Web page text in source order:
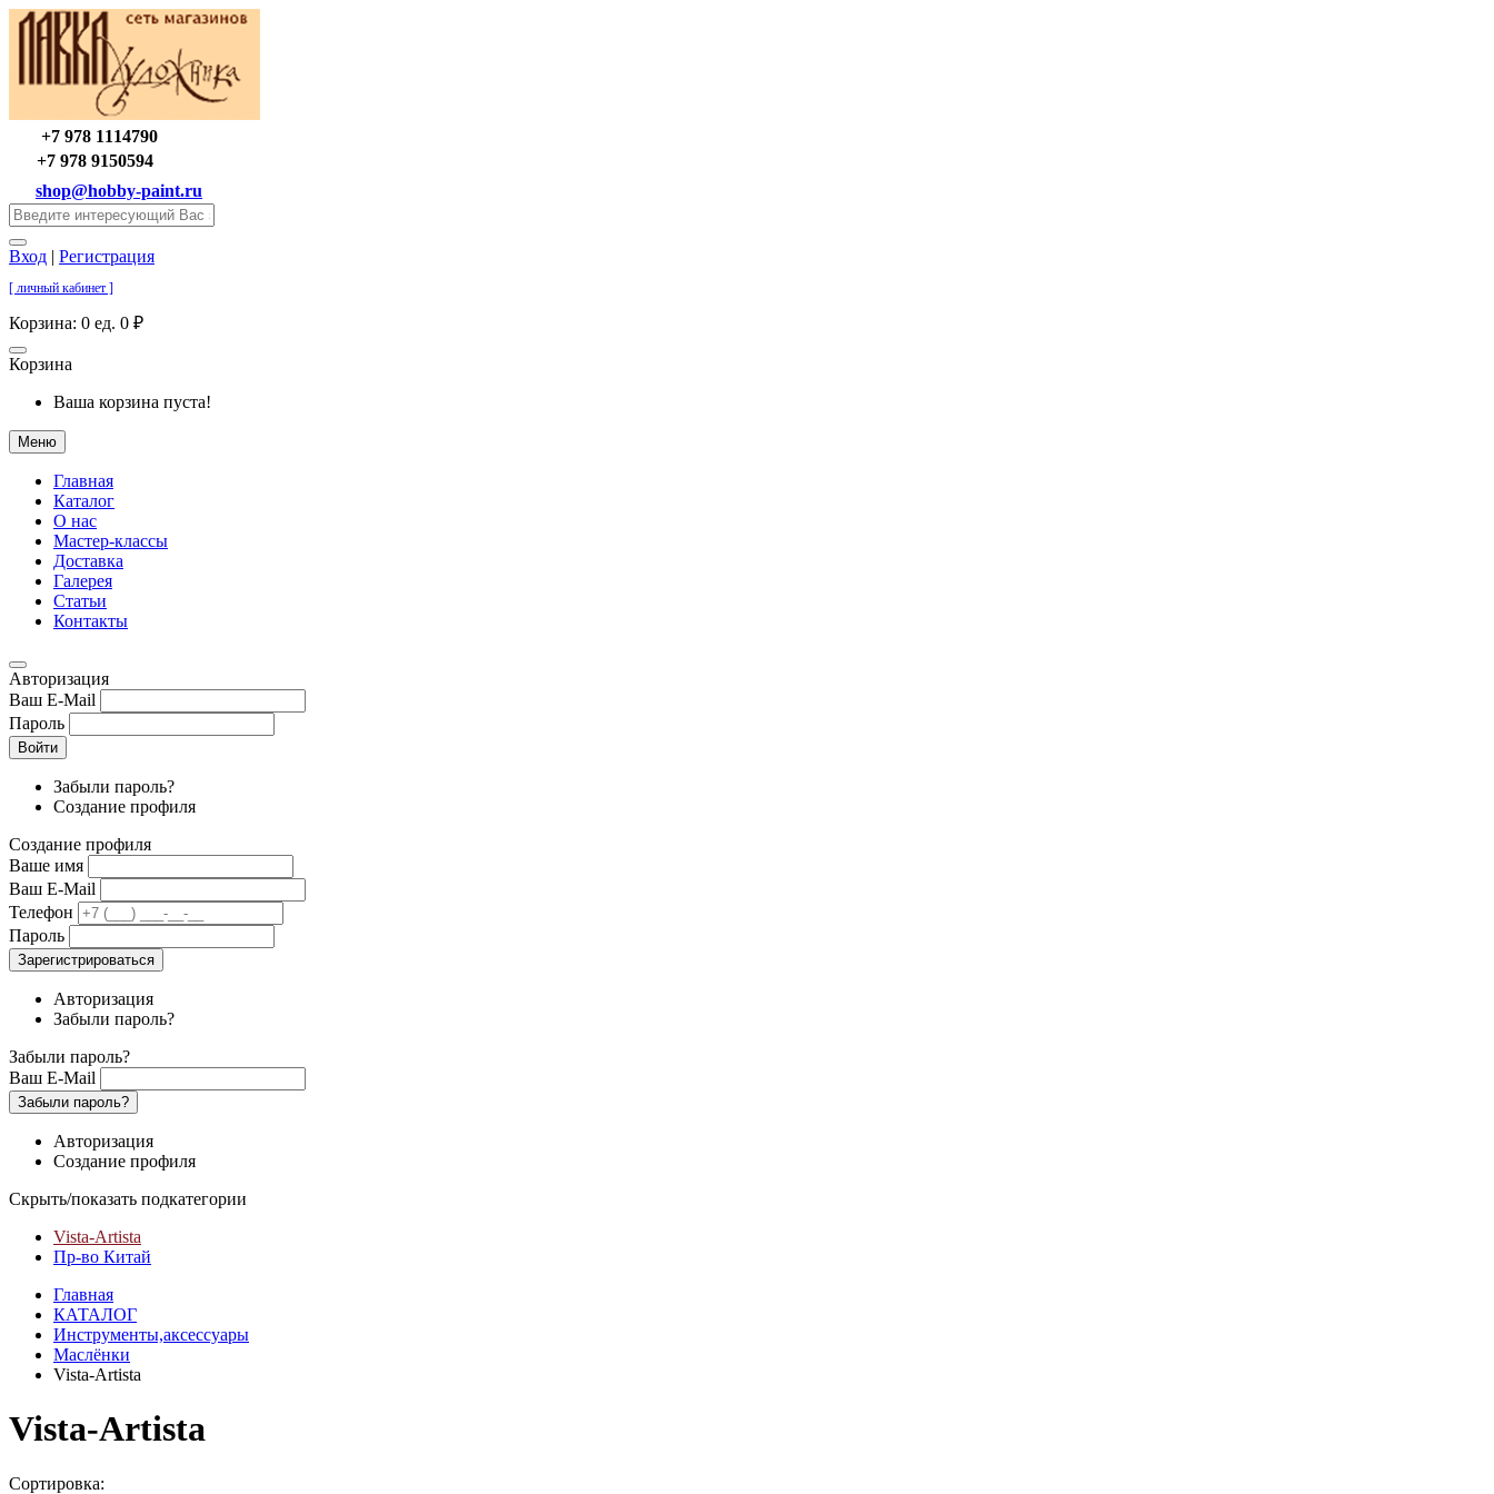
+7 978 1114790
+7 978 9150594
shop@hobby-paint.ru
Вход | Регистрация
[ личный кабинет ]
Корзина: 0 ед. 0 ₽
Корзина
Ваша корзина пуста!
Меню
Главная
Каталог
О нас
Мастер-классы
Доставка
Галерея
Статьи
Контакты
Авторизация
Ваш E-Mail
Пароль
Войти
Забыли пароль?
Создание профиля
Создание профиля
Ваше имя
Ваш E-Mail
Телефон
Пароль
Зарегистрироваться
Авторизация
Забыли пароль?
Забыли пароль?
Ваш E-Mail
Забыли пароль?
Авторизация
Создание профиля
Скрыть/показать подкатегории
Vista-Artista
Пр-во Китай
Главная
КАТАЛОГ
Инструменты,аксессуары
Маслёнки
Vista-Artista
Vista-Artista
Сортировка: